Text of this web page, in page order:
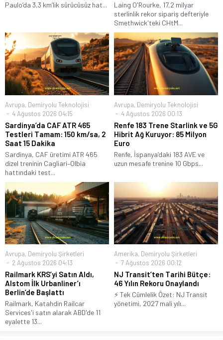
Paulo’da 3,3 km’lik sürücüsüz hat...
Laing O'Rourke, 17,2 milyar
sterlinlik rekor sipariş defteriyle
Smethwick'teki CHtM...
Avrupa, Demiryolu Teknolojisi
4 Ağustos 2026 04:15
Sardinya’da CAF ATR 465
Testleri Tamam: 150 km/sa, 2
Saat 15 Dakika
Sardinya, CAF üretimi ATR 465
dizel treninin Cagliari–Olbia
hattındaki test...
Avrupa, Demiryolu Teknolojisi
4 Ağustos 2026 00:13
Renfe 183 Trene Starlink ve 5G
Hibrit Ağ Kuruyor: 85 Milyon
Euro
Renfe, İspanya’daki 183 AVE ve
uzun mesafe trenine 10 Gbps...
Avrupa, Demiryolu Şirketleri
2 Ağustos 2026 04:13
Railmark KRS’yi Satın Aldı,
Alstom İlk Urbanliner’ı
Berlin’de Başlattı
Railmark, Katahdin Railcar
Services'i satın alarak ABD'de 11
eyalette 13...
Amerika, Demiryolu Şirketleri
7 Ağustos 2026 00:12
NJ Transit’ten Tarihi Bütçe:
46 Yılın Rekoru Onaylandı
⚡ Tek Cümlelik Özet: NJ Transit
yönetimi, 2027 mali yılı...